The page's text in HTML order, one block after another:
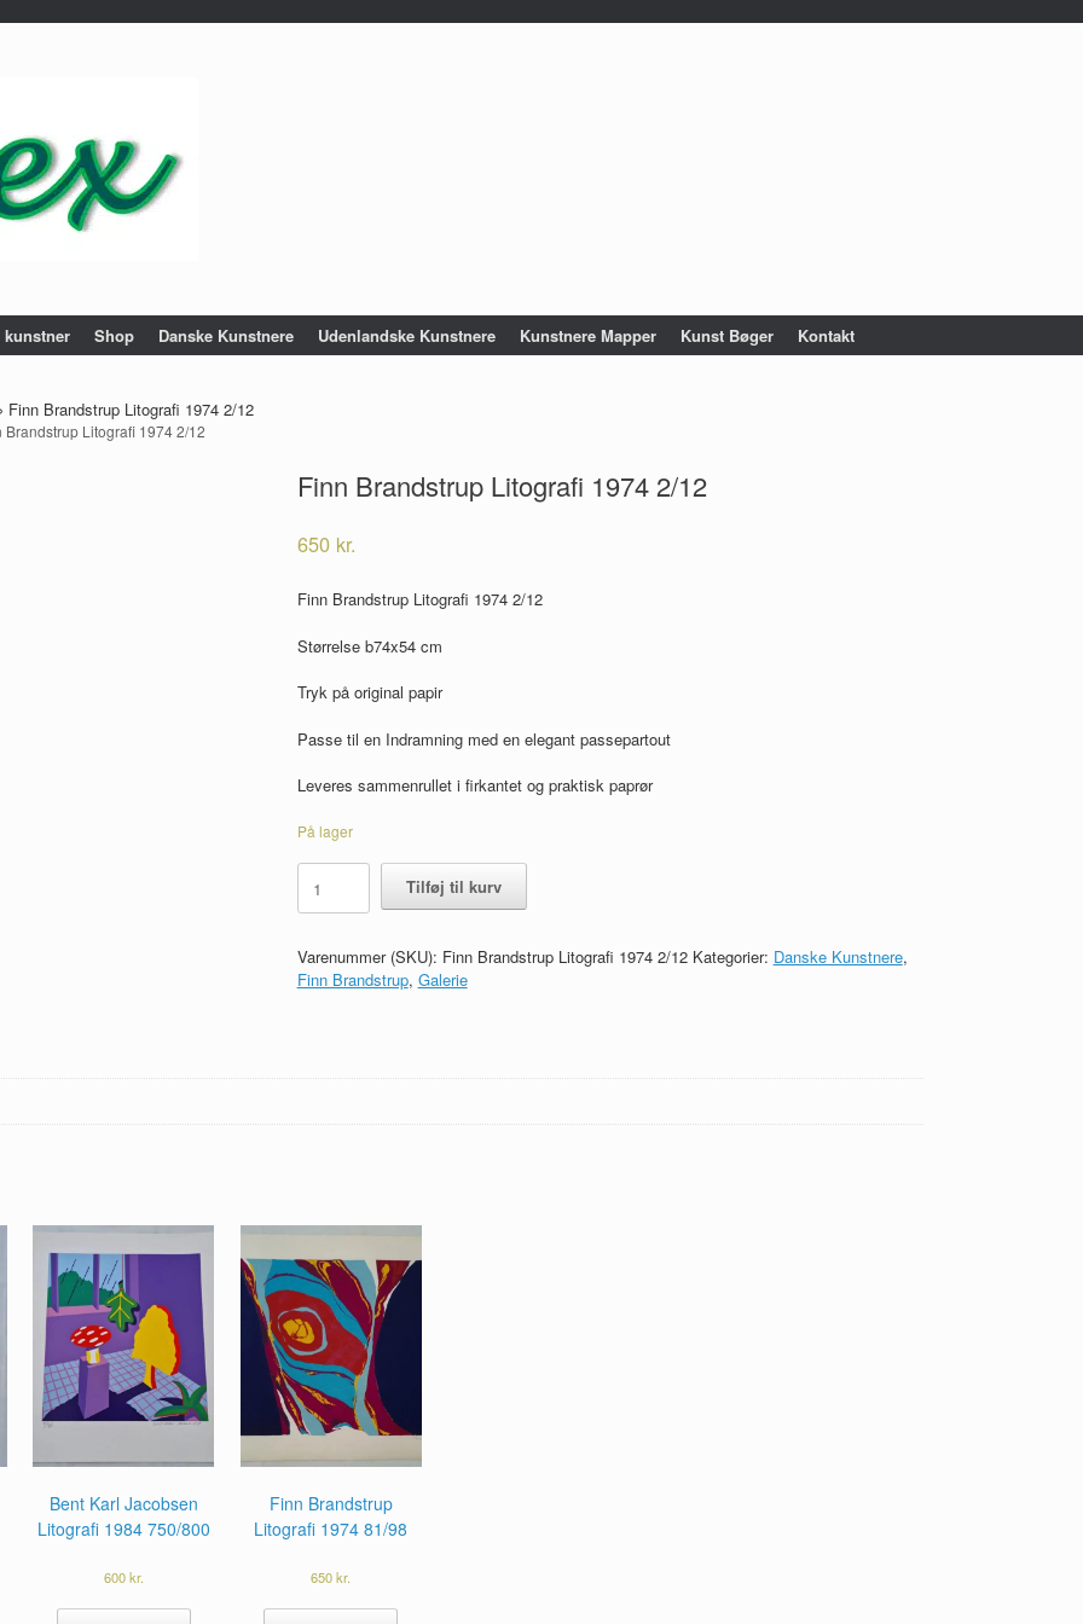
kunstner Shop Danske Kunstnere Udenlandske Kunstnere Kunstnere Mapper Kunst Bøger Kontakt
Finn Brandstrup Litografi 1974 2/12
Litografi 1974 2/12
Finn Brandstrup Litografi 1974 2/12
650 kr.
Finn Brandstrup Litografi 1974 2/12
Størrelse b74x54 cm
Tryk på original papir
Passe til en Indramning med en elegant passepartout
Leveres sammenrullet i firkantet og praktisk paprør
På lager
Finn
Brandstrup
Litografi
2/12
antal
Tilføj til kurv
Varenummer (SKU): Finn Brandstrup Litografi 1974 2/12 Kategorier: Danske Kunstnere,
Finn Brandstrup, Galerie
Bent Karl Jacobsen
Litografi 1984 750/800
600kr.
Finn Brandstrup
Litografi 1974 81/98
650kr.